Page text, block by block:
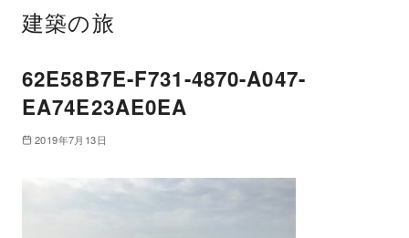
建築の旅
62E58B7E-F731-4870-A047-
EA74E23AE0EA
2019年7月13日